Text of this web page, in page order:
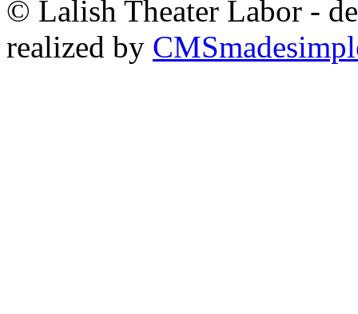
© Lalish Theater Labor -
realized by